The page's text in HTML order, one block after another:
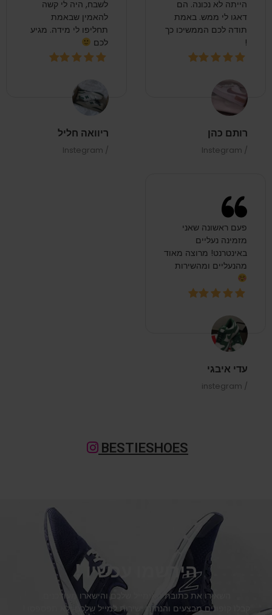
הייתה לא נכונה. הם
דאגו לי ממש. באמת
תודה לכם הממשיכו כך
!
רותם כהן
/ Instegram
לשבח, היה לי קשה
להאמין שבאמת
תחליפו לי מידה. מגיע
לכם
ריוואה חליל
/ Instegram
פעם ראשונה שאני
מזמינה נעליים
באינטרנט! מרוצה מאוד
מהנעליים ומהשירות
עדי איבגי
/ instegram
BESTIESHOES
הירשמו עכשיו !
השאירו את כתובת האימייל שלכם והישארו מעודכנים.
קבלו קופונים מבצעים והנחות ישירות למייל שלכם ולא תפספסו !